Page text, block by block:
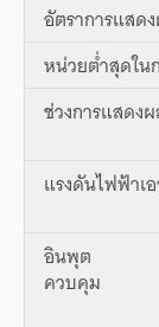
อัตราการแสด
หน่วยต่ำสุดใน
ช่วงการแสดง
แรงดันไฟฟ้า
อินพุต
ควบคุม